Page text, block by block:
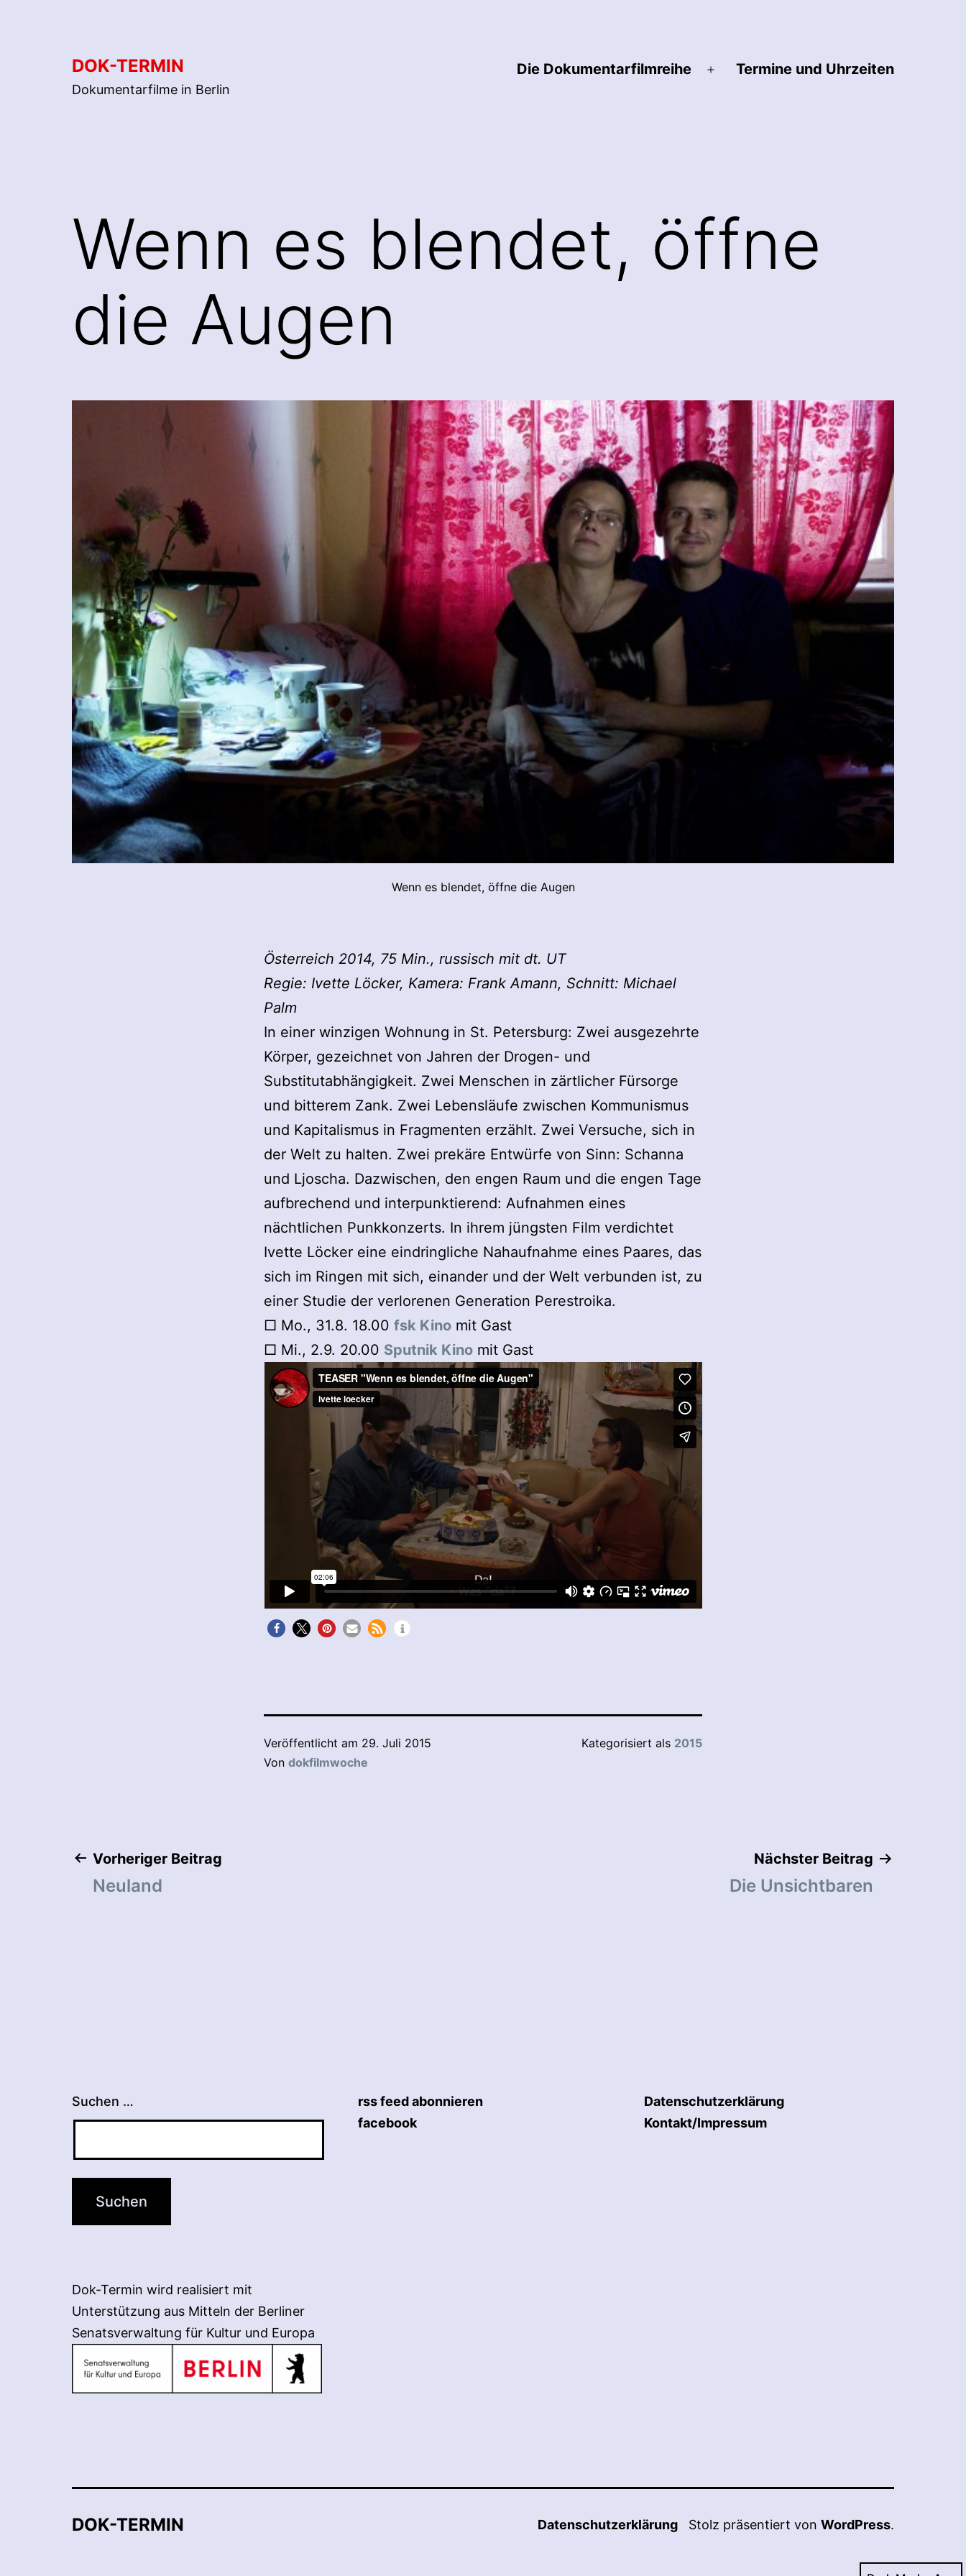
DOK-TERMIN
Dokumentarfilme in Berlin
Die Dokumentarfilmreihe
Menü
Termine und Uhrzeiten
Wenn es blendet, öffne
die Augen
Wenn es blendet, öffne die Augen
Österreich 2014, 75 Min., russisch mit dt. UT
Regie: Ivette Löcker, Kamera: Frank Amann, Schnitt: Michael
Palm
In einer winzigen Wohnung in St. Petersburg: Zwei ausgezehrte
Körper, gezeichnet von Jahren der Drogen- und
Substitutabhängigkeit. Zwei Menschen in zärtlicher Fürsorge
und bitterem Zank. Zwei Lebensläufe zwischen Kommunismus
und Kapitalismus in Fragmenten erzählt. Zwei Versuche, sich in
der Welt zu halten. Zwei prekäre Entwürfe von Sinn: Schanna
und Ljoscha. Dazwischen, den engen Raum und die engen Tage
aufbrechend und interpunktierend: Aufnahmen eines
nächtlichen Punkkonzerts. In ihrem jüngsten Film verdichtet
Ivette Löcker eine eindringliche Nahaufnahme eines Paares, das
sich im Ringen mit sich, einander und der Welt verbunden ist, zu
einer Studie der verlorenen Generation Perestroika.
□ Mo., 31.8. 18.00 fsk Kino mit Gast
□ Mi., 2.9. 20.00 Sputnik Kino mit Gast
Veröffentlicht am 29. Juli 2015
Von dokfilmwoche
Kategorisiert als 2015
Beitragsnavigation
Vorheriger Beitrag
Neuland
Nächster Beitrag
Die Unsichtbaren
Suchen …
rss feed abonnieren
facebook
Datenschutzerklärung
Kontakt/Impressum
Dok-Termin wird realisiert mit
Unterstützung aus Mitteln der Berliner
Senatsverwaltung für Kultur und Europa
DOK-TERMIN Datenschutzerklärung Stolz präsentiert von WordPress.